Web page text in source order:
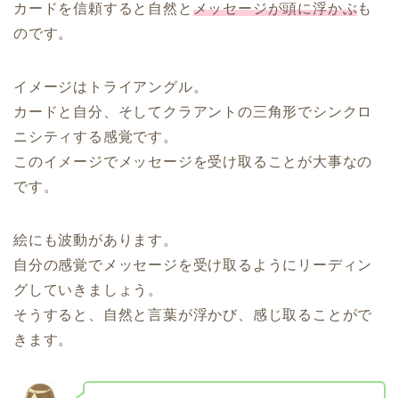
カードを信頼すると自然と メッセージが頭に浮かぶも
のです。
イメージはトライアングル。
カードと自分、そしてクラアントの三角形でシンクロ
ニシティする感覚です。
このイメージでメッセージを受け取ることが大事なの
です。
絵にも波動があります。
自分の感覚でメッセージを受け取るようにリーディン
グしていきましょう。
そうすると、自然と言葉が浮かび、感じ取ることがで
きます。